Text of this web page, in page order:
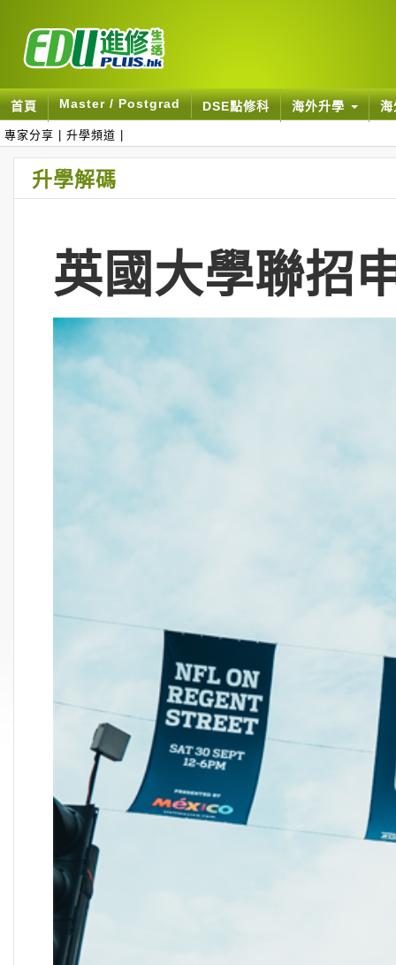
首頁 Master / Postgrad DSE點修科 海外升學
專家分享 升學頻道
升學解碼
英國大學聯招